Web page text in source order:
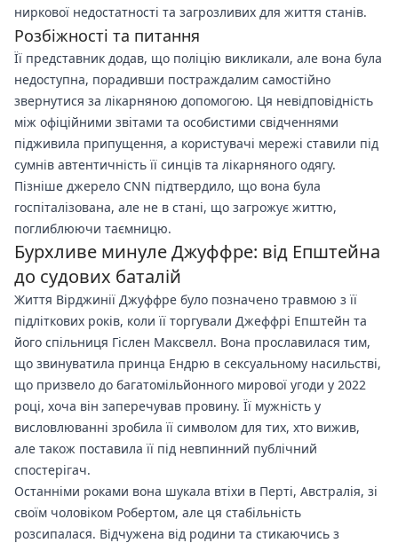
ниркової недостатності та загрозливих для життя станів.
Розбіжності та питання
Її представник додав, що поліцію викликали, але вона була
недоступна, порадивши постраждалим самостійно
звернутися за лікарняною допомогою. Ця невідповідність
між офіційними звітами та особистими свідченнями
підживила припущення, а користувачі мережі ставили під
сумнів автентичність її синців та лікарняного одягу.
Пізніше джерело CNN підтвердило, що вона була
госпіталізована, але не в стані, що загрожує життю,
поглиблюючи таємницю.
Бурхливе минуле Джуффре: від Епштейна
до судових баталій
Життя Вірджинії Джуффре було позначено травмою з її
підліткових років, коли її торгували Джеффрі Епштейн та
його спільниця Гіслен Максвелл. Вона прославилася тим,
що звинуватила принца Ендрю в сексуальному насильстві,
що призвело до багатомільйонного мирової угоди у 2022
році, хоча він заперечував провину. Її мужність у
висловлюванні зробила її символом для тих, хто вижив,
але також поставила її під невпинний публічний
спостерігач.
Останніми роками вона шукала втіхи в Перті, Австралія, зі
своїм чоловіком Робертом, але ця стабільність
розсипалася. Відчужена від родини та стикаючись з